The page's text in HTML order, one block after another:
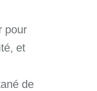
pour
et
de